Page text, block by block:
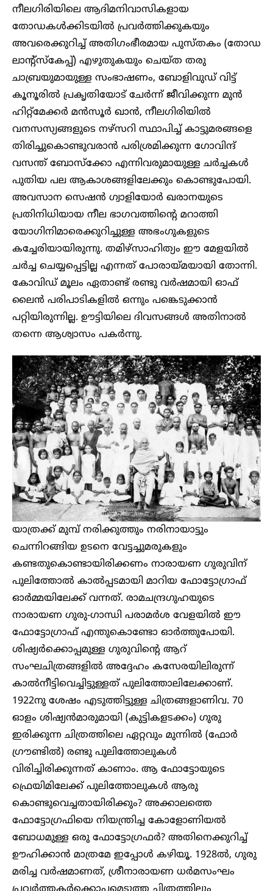
നീലഗിരിയിലെ ആദിമനിവാസികളായ
തോഡകള്‍ക്കിടയില്‍ പ്രവര്‍ത്തിക്കുകയും
അവരെക്കുറിച്ച് അതിഗംഭീരമായ പുസ്തകം (തോഡ
ലാന്റ്സ്‌കേപ്പ്) എഴുതുകയും ചെയ്ത തരു
ചാബ്രയുമായുള്ള സംഭാഷണം, ബോളിവുഡ് വിട്ട്
കൂനൂരില്‍ പ്രകൃതിയോട് ചേർന്ന് ജീവിക്കുന്ന മുന്‍
ഹിറ്റ്മേക്കര്‍ മന്‍സൂര്‍ ഖാന്‍, നീലഗിരിയില്‍
വനസസ്യങ്ങളുടെ നഴ്സറി സ്ഥാപിച്ച് കാട്ടുമരങ്ങളെ
തിരിച്ചുകൊണ്ടുവരാന്‍ പരിശ്രമിക്കുന്ന ഗോവിന്ദ്
വസന്ത് ബോസ്‌ക്കോ എന്നിവരുമായുള്ള ചര്‍ച്ചകള്‍
പുതിയ പല ആകാശങ്ങളിലേക്കും കൊണ്ടുപോയി.
അവസാന സെഷന്‍ ഗ്വാളിയോര്‍ ഖരാനയുടെ
പ്രതിനിധിയായ നീല ഭാഗവത്തിന്റെ മറാത്തി
യോഗിനിമാരെക്കുറിച്ചുള്ള അഭംഗുകളുടെ
കച്ചേരിയായിരുന്നു. തമിഴ്സാഹിത്യം ഈ മേളയില്‍
ചര്‍ച്ച ചെയ്യപ്പെട്ടില്ല എന്നത് പോരായ്മയായി തോന്നി.
കോവിഡ് മൂലം ഏതാണ്ട് രണ്ടു വര്‍ഷമായി ഓഫ്
ലൈന്‍ പരിപാടികളില്‍ ഒന്നും പങ്കെടുക്കാന്‍
പറ്റിയിരുന്നില്ല. ഊട്ടിയിലെ ദിവസങ്ങള്‍ അതിനാല്‍
തന്നെ ആശ്വാസം പകർന്നു.
യാത്രക്ക് മുമ്പ് നരിക്കുത്തും നരിനായാട്ടും
ചെന്നിറങ്ങിയ ഉടനെ വേട്ടച്ചുമരുകളും
കണ്ടതുകൊണ്ടായിരിക്കണം നാരായണ ഗുരുവിന്
പുലിത്തോല്‍ കാല്‍പ്പടമായി മാറിയ ഫോട്ടോഗ്രാഫ്
ഓര്‍മ്മയിലേക്ക് വന്നത്. രാമചന്ദ്രഗുഹയുടെ
നാരായണ ഗുരു-ഗാന്ധി പരാമര്‍ശ വേളയില്‍ ഈ
ഫോട്ടോഗ്രാഫ് എന്തുകൊണ്ടോ ഓര്‍ത്തുപോയി.
ശിഷ്യര്‍ക്കൊപ്പമുള്ള ഗുരുവിന്റെ ആറ്
സംഘചിത്രങ്ങളില്‍ അദ്ദേഹം കസേരയിലിരുന്ന്
കാല്‍നീട്ടിവെച്ചിട്ടുള്ളത് പുലിത്തോലിലേക്കാണ്.
1922നു ശേഷം എടുത്തിട്ടുള്ള ചിത്രങ്ങളാണിവ. 70
ഓളം ശിഷ്യന്‍മാരുമായി (കുട്ടികളടക്കം) ഗുരു
ഇരിക്കുന്ന ചിത്രത്തിലെ ഏറ്റവും മുന്നില്‍ (ഫോര്‍
ഗ്രൗണ്ടില്‍) രണ്ടു പുലിത്തോലുകള്‍
വിരിച്ചിരിക്കുന്നത് കാണാം. ആ ഫോട്ടോയുടെ
ഫ്രെയിമിലേക്ക് പുലിത്തോലുകള്‍ ആരു
കൊണ്ടുവെച്ചതായിരിക്കും? അക്കാലത്തെ
ഫോട്ടോഗ്രഫിയെ നിയന്ത്രിച്ച കോളോണിയല്‍
ബോധമുള്ള ഒരു ഫോട്ടോഗ്രഫര്‍? അതിനെക്കുറിച്ച്
ഊഹിക്കാൻ മാത്രമേ ഇപ്പോള്‍ കഴിയൂ. 1928ല്‍, ഗുരു
മരിച്ച വര്‍ഷമാണത്, ശ്രീനാരായണ ധര്‍മസംഘം